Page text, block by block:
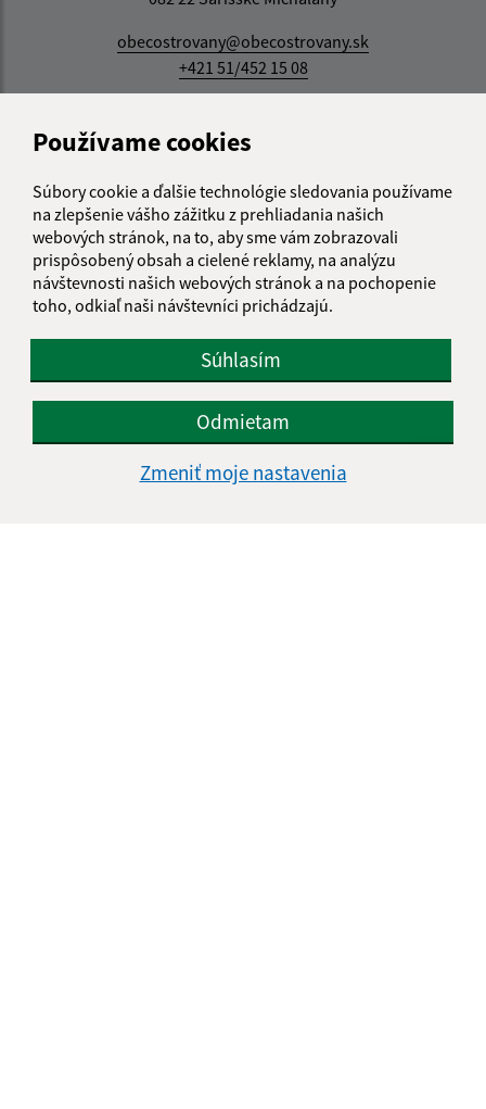
Používame cookies
Súbory cookie a ďalšie technológie sledovania používame
na zlepšenie vášho zážitku z prehliadania našich
webových stránok, na to, aby sme vám zobrazovali
prispôsobený obsah a cielené reklamy, na analýzu
návštevnosti našich webových stránok a na pochopenie
toho, odkiaľ naši návštevníci prichádzajú.
Súhlasím
Odmietam
Zmeniť moje nastavenia
obecostrovany@obecostrovany.sk
+421 51/452 15 08